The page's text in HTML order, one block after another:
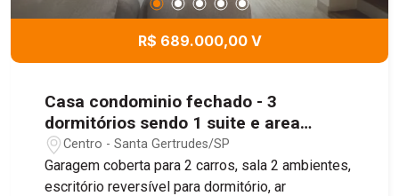
R$ 689.000,00 V
Casa condominio fechado - 3
dormitórios sendo 1 suite e area
gourmet- Santa Gertrudes - SP
Centro - Santa Gertrudes/SP
Garagem coberta para 2 carros, sala 2 ambientes,
escritório reversível para dormitório, ar